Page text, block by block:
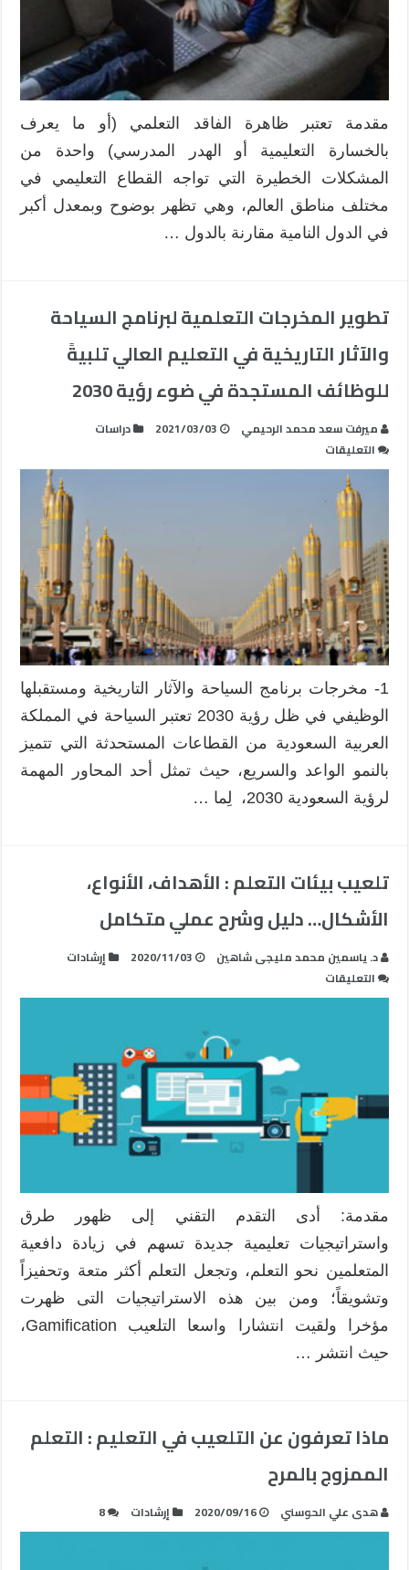
مقدمة تعتبر ظاهرة الفاقد التعلمي (أو ما يعرف
بالخسارة التعليمية أو الهدر المدرسي) واحدة من
المشكلات الخطيرة التي تواجه القطاع التعليمي في
مختلف مناطق العالم، وهي تظهر بوضوح وبمعدل أكبر
في الدول النامية مقارنة بالدول …
تطوير المخرجات التعلمية لبرنامج السياحة
والآثار التاريخية في التعليم العالي تلبيةً
للوظائف المستجدة في ضوء رؤية 2030
ميرفت سعد محمد الرحيمي 2021/03/03
دراسات
التعليقات
تطوير
لبرنامج
السياحة
والآثار
التاريخية
في
التعليم
العالي
للوظائف
المستجدة
في
ضوء
2030
1- مخرجات برنامج السياحة والآثار التاريخية ومستقبلها
الوظيفي في ظل رؤية 2030 تعتبر السياحة في المملكة
العربية السعودية من القطاعات المستحدثة التي تتميز
بالنمو الواعد والسريع، حيث تمثل أحد المحاور المهمة
لرؤية السعودية 2030، لِما …
تلعيب بيئات التعلم : الأهداف، الأنواع،
الأشكال… دليل وشرح عملي متكامل
د. ياسمين محمد مليجى شاهين 2020/11/03
إرشادات
التعليقات
تلعيب
الأهداف،
الأنواع،
الأشكال…
دليل
متكامل
مغلقة
مقدمة: أدى التقدم التقني إلى ظهور طرق
واستراتيجيات تعليمية جديدة تسهم في زيادة دافعية
المتعلمين نحو التعلم، وتجعل التعلم أكثر متعة وتحفيزاً
وتشويقاً؛ ومن بين هذه الاستراتيجيات التى ظهرت
مؤخرا ولقيت انتشارا واسعا التلعيب Gamification،
حيث انتشر …
ماذا تعرفون عن التلعيب في التعليم : التعلم
الممزوج بالمرح
هدى علي الحوسني 2020/09/16 إرشادات 8